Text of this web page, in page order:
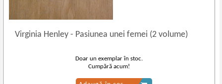
Virginia Henley- Pasiunea unei femei (2 volume)
Doar un exemplar în stoc.
Cumpără acum!